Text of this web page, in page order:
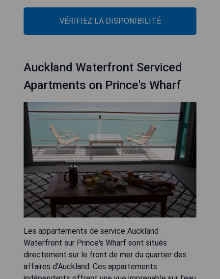
VÉRIFIEZ LA DISPONIBILITÉ
Auckland Waterfront Serviced
Apartments on Prince's Wharf
Les appartements de service Auckland
Waterfront sur Prince's Wharf sont situés
directement sur le front de mer du quartier des
affaires d'Auckland. Ces appartements